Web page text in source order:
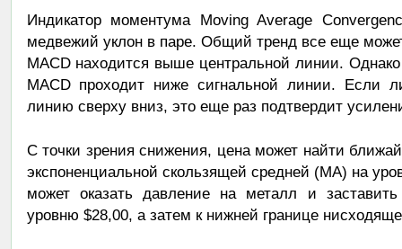
Индикатор моментума Moving Average
медвежий уклон в паре. Общий тренд все еще
MACD находится выше центральной линии.
MACD проходит ниже сигнальной линии. Если
линию сверху вниз, это еще раз подтвердит
С точки зрения снижения, цена может найти
экспоненциальной скользящей средней (МА) на
может оказать давление на металл и заставить
уровню $28,00, а затем к нижней границе